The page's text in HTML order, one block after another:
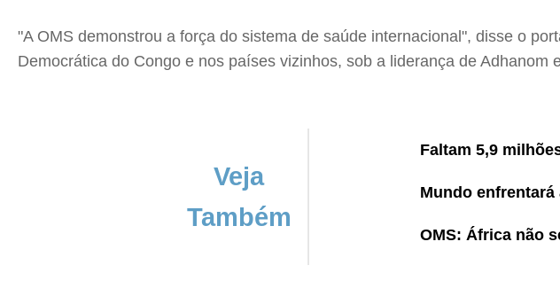
"A OMS demonstrou a força do sistema de saúde internacional", disse o
Democrática do Congo e nos países vizinhos, sob a liderança de
Veja
Também
Faltam 5,9
Mundo enfrentará
OMS: África não